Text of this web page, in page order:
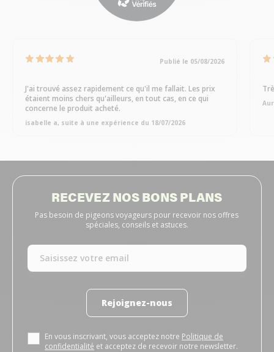
Publié le 05/08/2026
J'ai trouvé assez rapidement ce qu'il me fallait. Les prix
étaient moins chers qu'ailleurs, en tout cas, en ce qui
concerne le produit acheté.
isabelle a, suite à une expérience du 18/07/2026
RECEVEZ NOS BONS PLANS
Pas besoin de pigeons voyageurs pour recevoir nos offres
spéciales, conseils et astuces.
Rejoignez-nous
En vous inscrivant, vous acceptez notre Politique de
confidentialité et acceptez de recevoir notre newsletter.